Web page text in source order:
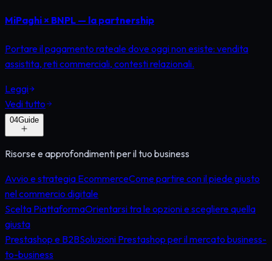
MiPaghi × BNPL — la partnership
Portare il pagamento rateale dove oggi non esiste: vendita
assistita, reti commerciali, contesti relazionali.
Leggi
Vedi tutto
04Guide
Risorse e approfondimenti per il tuo business
Avvio e strategia EcommerceCome partire con il piede giusto
nel commercio digitale
Scelta PiattaformaOrientarsi tra le opzioni e scegliere quella
giusta
Prestashop e B2BSoluzioni Prestashop per il mercato business-
to-business